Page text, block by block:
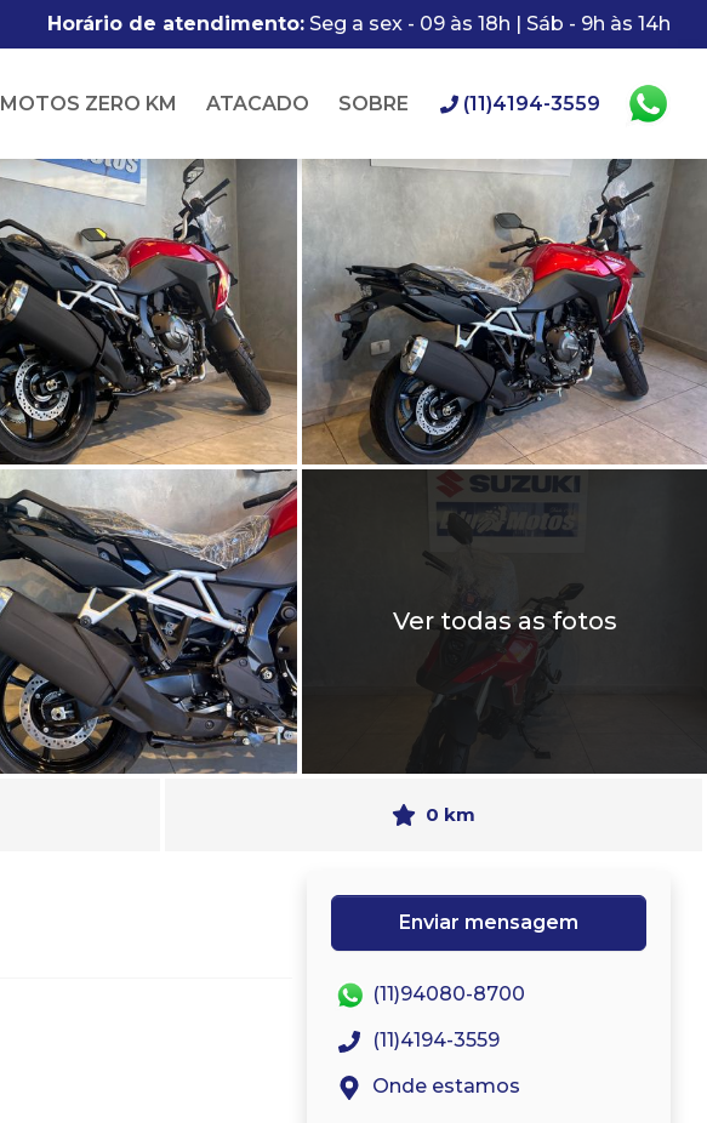
Horário de atendimento: Seg a sex - 09 às 18h | Sáb - 9h às 14h
MOTOS ZERO KM ATACADO SOBRE (11)4194-3559
Ver todas as fotos
0 km
Enviar mensagem
(11)94080-8700
(11)4194-3559
Onde estamos